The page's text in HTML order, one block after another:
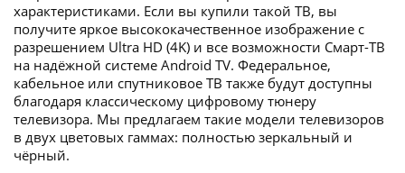
характеристиками. Если вы купили такой ТВ, вы
получите яркое высококачественное изображение с
разрешением Ultra HD (4K) и все возможности Смарт-ТВ
на надёжной системе Android TV. Федеральное,
кабельное или спутниковое ТВ также будут доступны
благодаря классическому цифровому тюнеру
телевизора. Мы предлагаем такие модели телевизоров
в двух цветовых гаммах: полностью зеркальный и
чёрный.